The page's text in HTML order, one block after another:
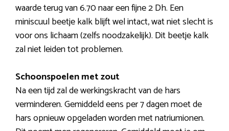
waarde terug van 6.70 naar een fijne 2 Dh. Een
miniscuul beetje kalk blijft wel intact, wat niet slecht is
voor ons lichaam (zelfs noodzakelijk). Dit beetje kalk
zal niet leiden tot problemen.
Schoonspoelen met zout
Na een tijd zal de werkingskracht van de hars
verminderen. Gemiddeld eens per 7 dagen moet de
hars opnieuw opgeladen worden met natriumionen.